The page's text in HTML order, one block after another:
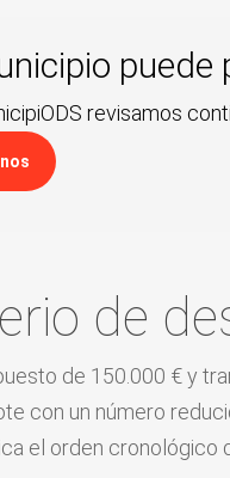
puede
revisamos
de
de 150.000 € y
con un número
el orden cronológico